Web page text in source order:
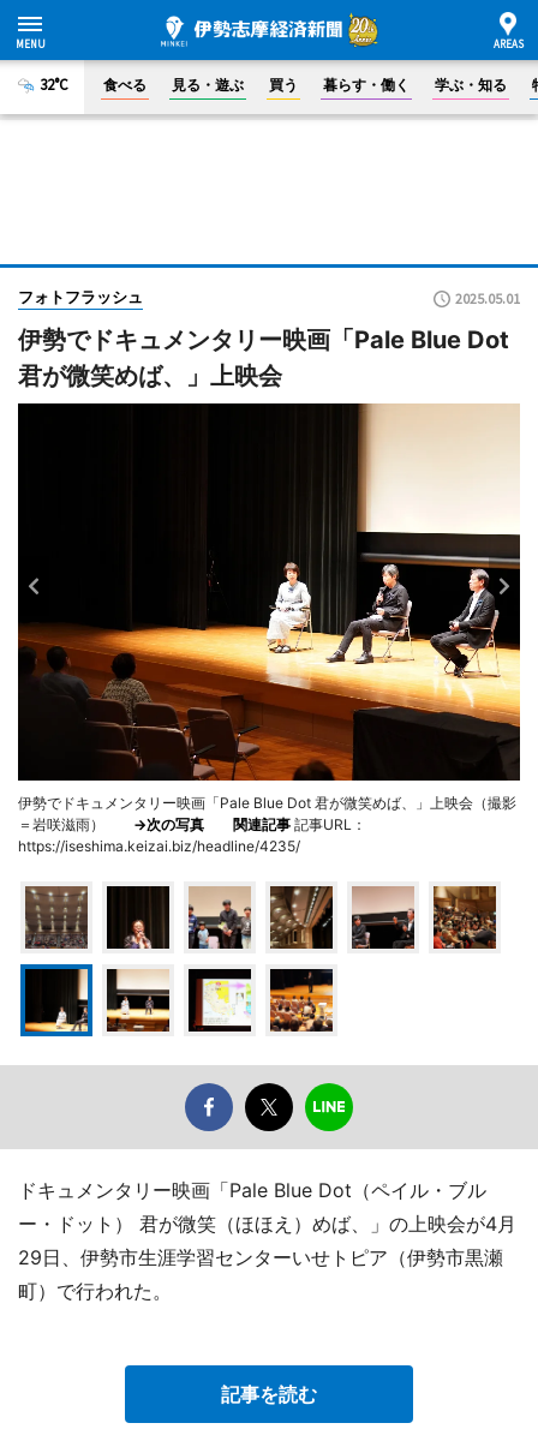
32°C 食べる 見る・遊ぶ 買う 暮らす・働く 学ぶ・知る
フォトフラッシュ 2025.05.01
伊勢でドキュメンタリー映画「Pale Blue Dot
君が微笑めば、」上映会
伊勢でドキュメンタリー映画「Pale Blue Dot 君が微笑めば、」上映会（撮影
＝岩咲滋雨） →次の写真 関連記事 記事URL：
https://iseshima.keizai.biz/headline/4235/
ドキュメンタリー映画「Pale Blue Dot（ペイル・ブル
ー・ドット） 君が微笑（ほほえ）めば、」の上映会が4月
29日、伊勢市生涯学習センターいせトピア（伊勢市黒瀬
町）で行われた。
記事を読む